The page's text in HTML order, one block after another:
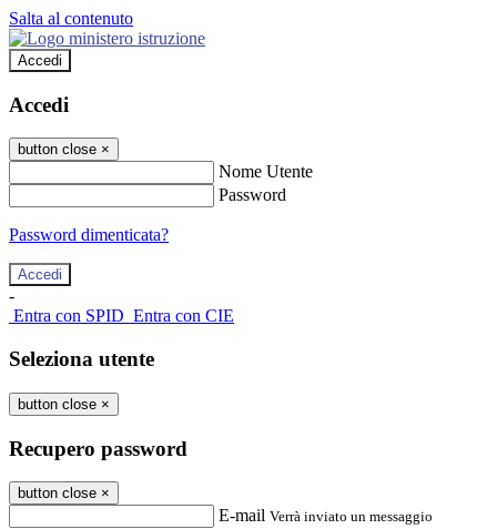
Salta al contenuto
Accedi
Accedi
button close ×
Nome Utente
Password
Password dimenticata?
-
Entra con SPID Entra con CIE
Seleziona utente
button close ×
Recupero password
button close ×
E-mail Verrà inviato un messaggio